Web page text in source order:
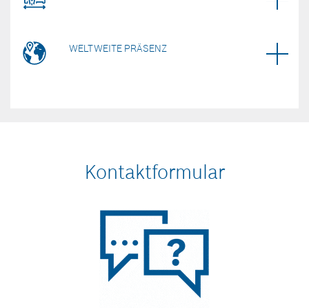
WELTWEITE PRÄSENZ
Kontaktformular